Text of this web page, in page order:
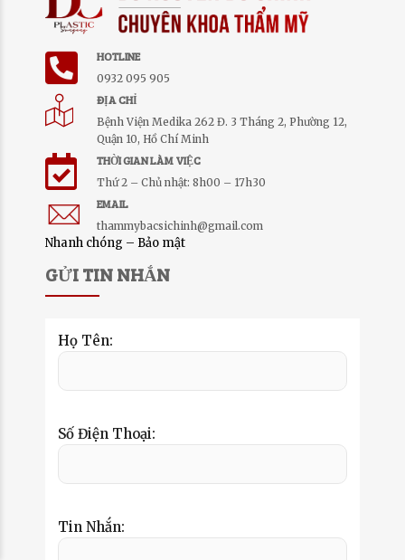
HOTLINE
0932 095 905
ĐỊA CHỈ
Bệnh Viện Medika 262 Đ. 3 Tháng 2, Phường 12,
Quận 10, Hồ Chí Minh
THỜI GIAN LÀM VIỆC
Thứ 2 – Chủ nhật: 8h00 – 17h30
EMAIL
thammybacsichinh@gmail.com
Nhanh chóng – Bảo mật
GỬI TIN NHẮN
Họ Tên:
Số Điện Thoại:
Tin Nhắn: